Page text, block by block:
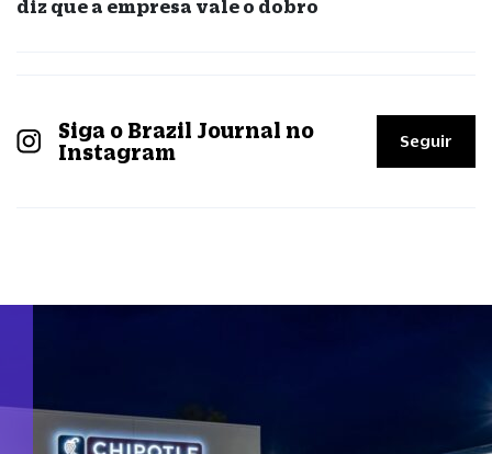
diz que a empresa vale o dobro
Siga o Brazil Journal no
Instagram
Seguir